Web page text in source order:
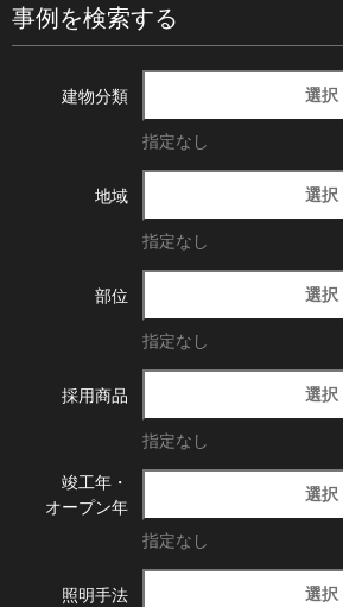
事例を検索する
建物分類 選択
指定なし
地域 選択
指定なし
部位 選択
指定なし
採用商品 選択
指定なし
竣工年・
オープン年
選択
指定なし
照明手法 選択